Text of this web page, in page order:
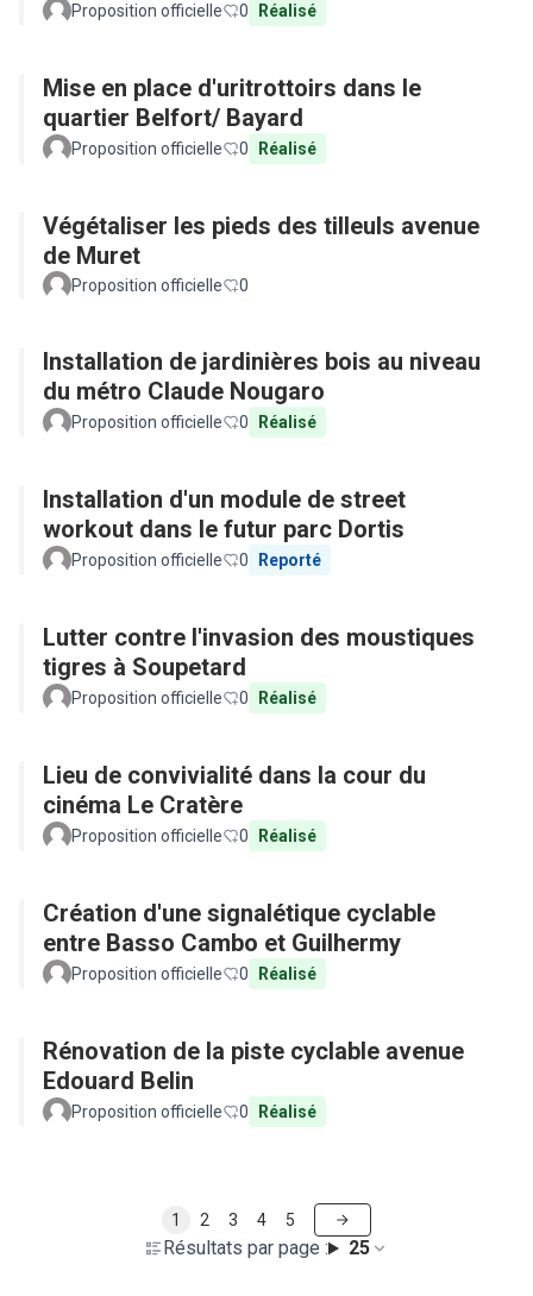
Proposition officielle 0 Réalisé
Mise en place d'uritrottoirs dans le
quartier Belfort/ Bayard
Proposition officielle 0 Réalisé
Végétaliser les pieds des tilleuls avenue
de Muret
Proposition officielle 0
Installation de jardinières bois au niveau
du métro Claude Nougaro
Proposition officielle 0 Réalisé
Installation d'un module de street
workout dans le futur parc Dortis
Proposition officielle 0 Reporté
Lutter contre l'invasion des moustiques
tigres à Soupetard
Proposition officielle 0 Réalisé
Lieu de convivialité dans la cour du
cinéma Le Cratère
Proposition officielle 0 Réalisé
Création d'une signalétique cyclable
entre Basso Cambo et Guilhermy
Proposition officielle 0 Réalisé
Rénovation de la piste cyclable avenue
Edouard Belin
Proposition officielle 0 Réalisé
Résultats par page : 25
1 2 3 4 5